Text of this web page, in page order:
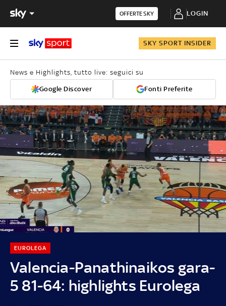
OFFERTE SKY LOGIN
SKY SPORT INSIDER
News e Highlights, tutto live: seguici su
Google Discover Fonti Preferite
Valencia-Panathinaikos gara-
5 81-64: highlights Eurolega
EUROLEGA